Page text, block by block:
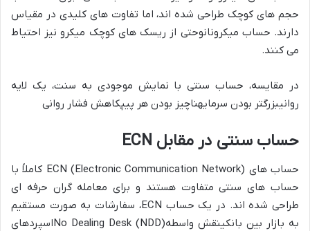
حجم های کوچک طراحی شده اند، اما تفاوت های کلیدی در مقیاس
دارند. حساب میکرونانوحتی از ریسک های کوچک میکرو نیز احتیاط
می کنند.
در مقایسه، حساب سنتی با نمایش موجودی به سنت، یک لایه
روانیبزرگتر بودن سرمایهناچیز بودن هر پیپکاهش فشار روانی
حساب سنتی در مقابل ECN
حساب های ECN (Electronic Communication Network) کاملاً با
حساب های سنتی متفاوت هستند و برای معامله گران حرفه ای
طراحی شده اند. در یک حساب ECN، سفارشات به صورت مستقیم
به بازار بین بانکی
نقش واسطهNo Dealing Desk (NDD)اسپردهای